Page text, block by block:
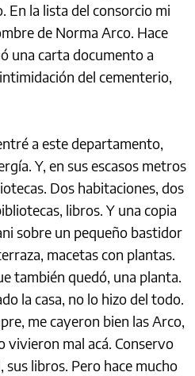
En la lista del consorcio mi
de Norma Arco. Hace
una carta documento a
del cementerio,
a este departamento,
Y, en sus escasos metros
Dos habitaciones, dos
libros. Y una copia
sobre un pequeño bastidor
macetas con plantas.
también quedó, una planta.
la casa, no lo hizo del todo.
me cayeron bien las Arco,
vivieron mal acá. Conservo
libros. Pero hace mucho